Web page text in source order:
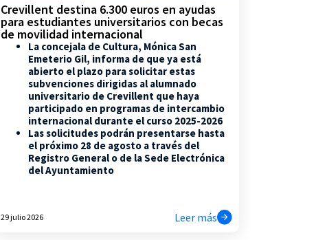
Crevillent destina 6.300 euros en ayudas
para estudiantes universitarios con becas
de movilidad internacional
La concejala de Cultura, Mónica San
Emeterio Gil, informa de que ya está
abierto el plazo para solicitar estas
subvenciones dirigidas al alumnado
universitario de Crevillent que haya
participado en programas de intercambio
internacional durante el curso 2025-2026
Las solicitudes podrán presentarse hasta
el próximo 28 de agosto a través del
Registro General o de la Sede Electrónica
del Ayuntamiento
29 julio 2026 Leer más